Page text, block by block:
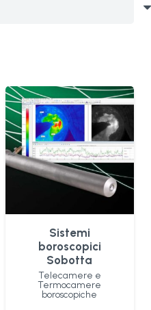
Sistemi
boroscopici
Sobotta
Telecamere e
Termocamere
boroscopiche